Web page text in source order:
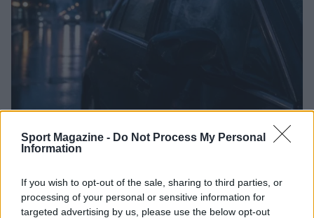
Sport Magazine - Do Not Process My Personal
Information
If you wish to opt-out of the sale, sharing to third parties, or
processing of your personal or sensitive information for
targeted advertising by us, please use the below opt-out
Auto in fiamme: procedura sicura, errori da evitare
ed estintore a bordo
MOTORI